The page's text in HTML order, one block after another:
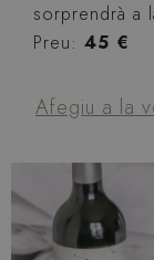
sorprendrà a
Preu: 45 €
Afegiu a la